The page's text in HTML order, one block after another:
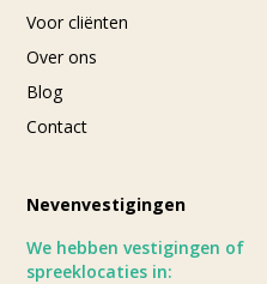
Voor cliënten
Over ons
Blog
Contact
Nevenvestigingen
We hebben vestigingen of
spreeklocaties in: